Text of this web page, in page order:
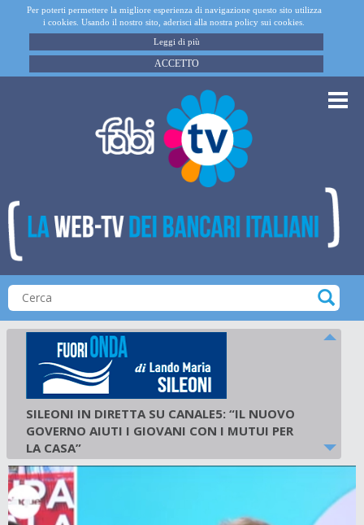
Per poterti permettere la migliore esperienza di navigazione questo sito utilizza
i cookies. Usando il nostro sito, aderisci alla nostra policy sui cookies.
Leggi di più
ACCETTO
SILEONI IN DIRETTA SU CANALE5: “IL NUOVO
GOVERNO AIUTI I GIOVANI CON I MUTUI PER
LA CASA”
21 ottobre 2022-Fuori Onda di Lando Maria
Sileoni